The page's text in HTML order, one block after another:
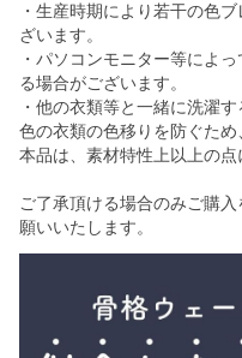
・生産時期により若干の色
ざいます。
・パソコンモニター等によ
る場合がございます。
・他の衣類等と一緒に洗濯
色の衣類の色移りを防ぐため
本品は、素材特性上以上の点
ご了承頂ける場合のみご購